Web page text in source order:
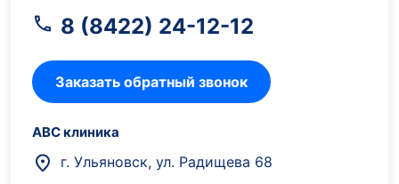
8 (8422) 24-12-12
Заказать обратный звонок
АВС клиника
г. Ульяновск, ул. Радищева 68